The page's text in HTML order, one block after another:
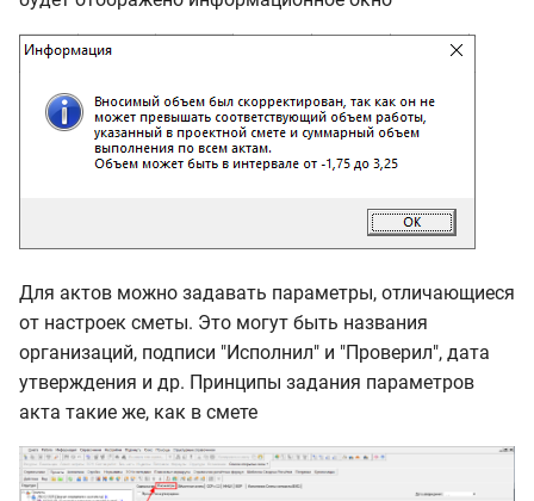
Для актов можно задавать параметры, отличающиеся
от настроек сметы. Это могут быть названия
организаций, подписи "Исполнил" и "Проверил", дата
утверждения и др. Принципы задания параметров
акта такие же, как в смете